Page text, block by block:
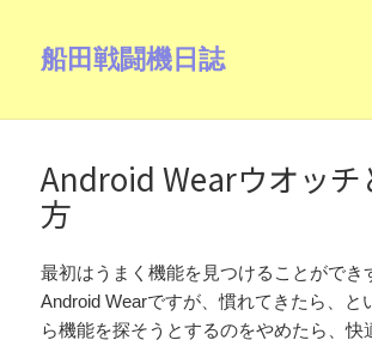
船田戦闘機日誌
Android Wearウオッチ
方
最初はうまく機能を見つけることができ
Android Wearですが、慣れてきたら、と
ら機能を探そうとするのをやめたら、快